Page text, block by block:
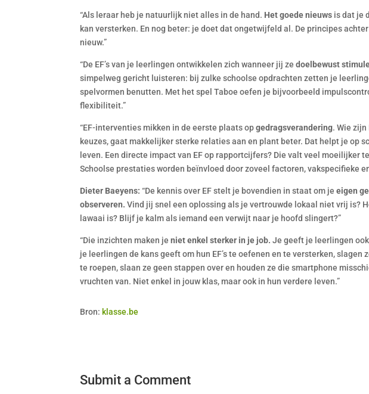
“Als leraar heb je natuurlijk niet alles in de hand. Het goede nieuws is dat je
kan versterken. En nog beter: je doet dat ongetwijfeld al. De principes
nieuw.”
“De EF’s van je leerlingen ontwikkelen zich wanneer jij zedoelbewust
simpelweg gericht luisteren: bij zulke schoolse opdrachten zetten je
spelvormen benutten. Met het spel Taboe oefen je bijvoorbeeld
flexibiliteit.”
“EF-interventies mikken in de eerste plaats opgedragsverandering. Wie
keuzes, gaat makkelijker sterke relaties aan en plant beter. Dat helpt je op
leven. Een directe impact van EF op rapportcijfers? Die valt veel moeilijker
Schoolse prestaties worden beïnvloed door zoveel factoren, vakspecifieke
Dieter Baeyens: “De kennis over EF stelt je bovendien in staat om jeeigen
observeren.Vind jij snel een oplossing als je vertrouwde lokaal niet vrij is?
lawaai is? Blijf je kalm als iemand een verwijt naar je hoofd slingert?”
“Die inzichten maken jeniet enkel sterker in je job. Je geeft je leerlingen
je leerlingen de kans geeft om hun EF’s te oefenen en te versterken,
te roepen, slaan ze geen stappen over en houden ze die smartphone
vruchten van. Niet enkel in jouw klas, maar ook in hun verdere leven.”
Bron: klasse.be
Submit a Comment